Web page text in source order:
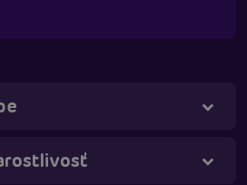
asistentka